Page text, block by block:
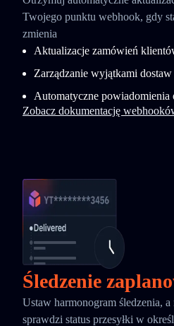
Twojego punktu webhook, gdy
zmienia
Aktualizacje zamówień
Zarządzanie wyjątkami dostaw
Automatyczne powiadomienia
Zobacz dokumentację
Śledzenie
Ustaw harmonogram śledzenia,
sprawdzi status przesyłki w